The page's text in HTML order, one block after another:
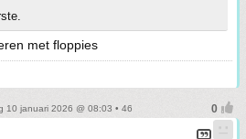
met floppies
10 januari 2026 @ 08:03 • 46